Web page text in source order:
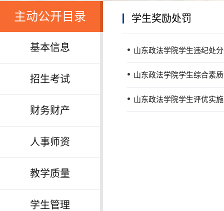
主动公开目录
基本信息
招生考试
财务财产
人事师资
教学质量
学生管理
学生奖励处罚
山东政法学院学生违纪处
山东政法学院学生综合素
山东政法学院学生评优实